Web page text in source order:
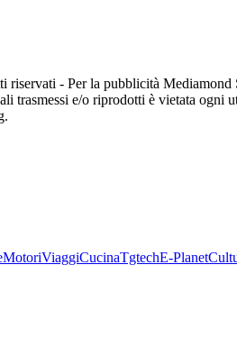
- Per la pubblicità
trasmessi e/o riprodotti è vietata ogni
MotoriViaggiCucinaTgtechE-Planet